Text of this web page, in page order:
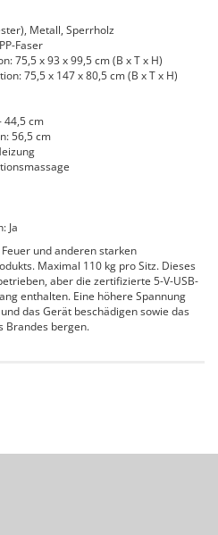
Metall, Sperrholz
Faser
75,5 x 93 x 99,5 cm (B x T x H)
75,5 x 147 x 80,5 cm (B x T x H)
44,5 cm
56,5 cm
Ja
und anderen starken
Maximal 110 kg pro Sitz. Dieses
aber die zertifizierte 5-V-USB-
enthalten. Eine höhere Spannung
das Gerät beschädigen sowie das
Brandes bergen.